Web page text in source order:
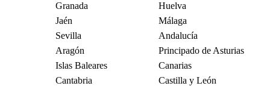
Granada
Huelva
Jaén
Málaga
Sevilla
Andalucía
Aragón
Principado de Asturias
Islas Baleares
Canarias
Cantabria
Castilla y León